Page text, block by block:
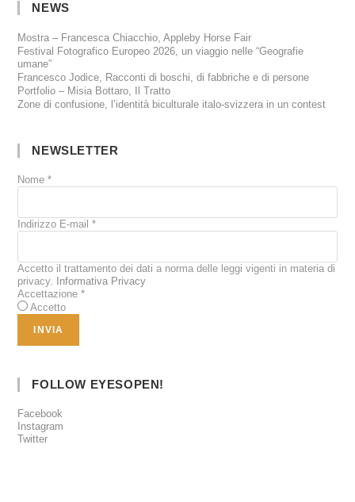
NEWS
Mostra – Francesca Chiacchio, Appleby Horse Fair
Festival Fotografico Europeo 2026, un viaggio nelle “Geografie
umane”
Francesco Jodice, Racconti di boschi, di fabbriche e di persone
Portfolio – Misia Bottaro, Il Tratto
Zone di confusione, l’identità biculturale italo-svizzera in un contest
NEWSLETTER
Nome*
Indirizzo E-mail*
Accetto il trattamento dei dati a norma delle leggi vigenti in materia di
privacy.
Informativa Privacy
Accettazione*
Accetto
FOLLOW EYESOPEN!
Facebook
Instagram
Twitter